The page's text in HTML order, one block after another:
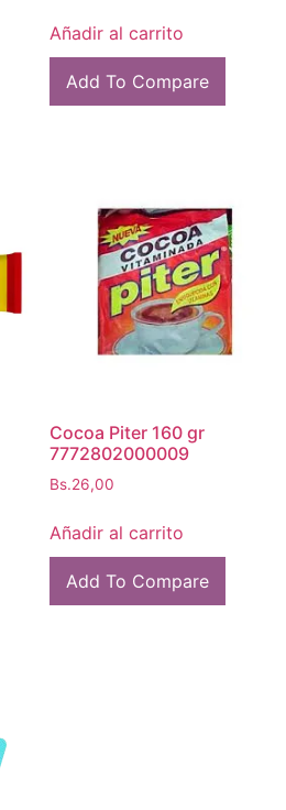
Añadir al carrito
Add To Compare
Cocoa Piter 160 gr
7772802000009
Bs.26,00
Añadir al carrito
Add To Compare